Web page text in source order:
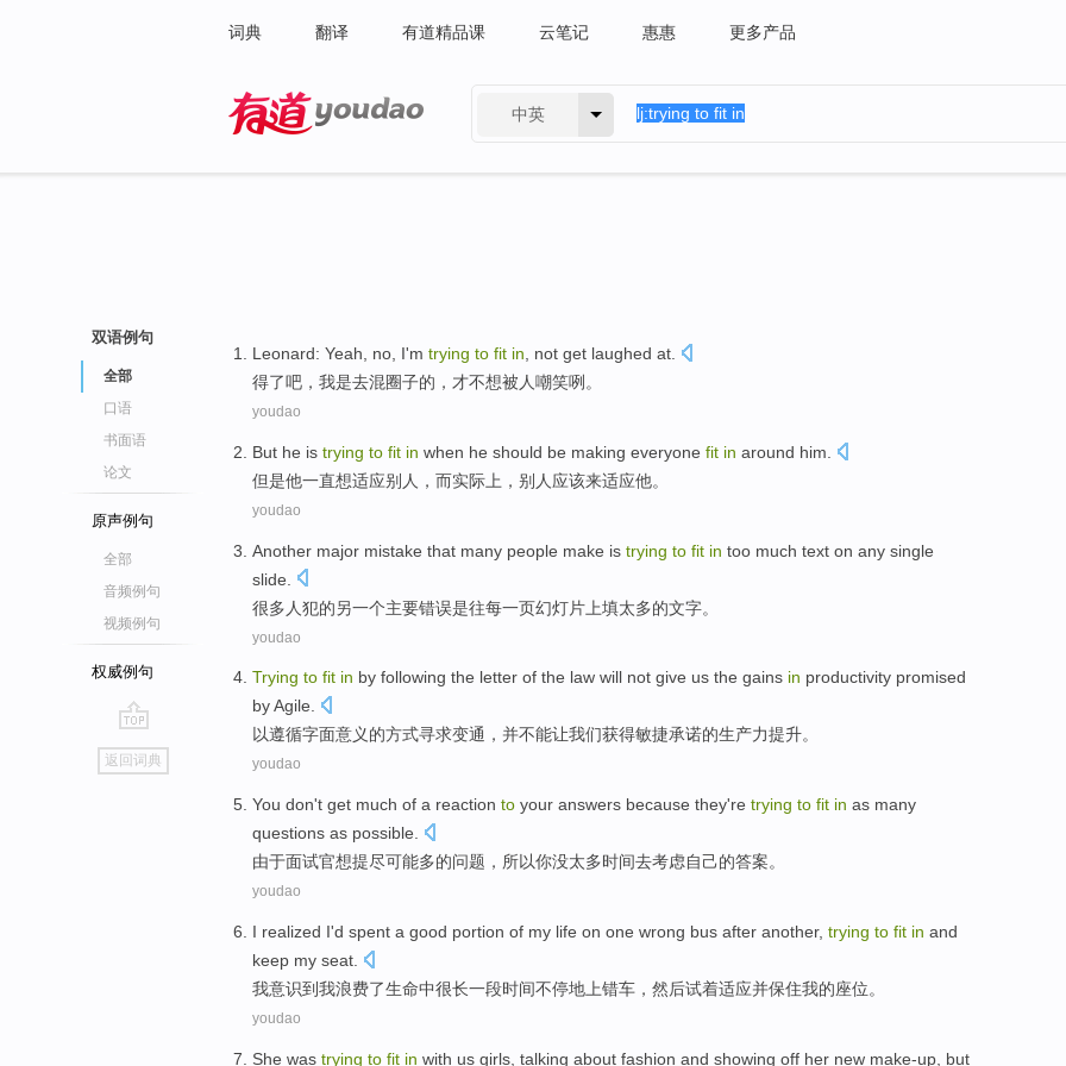
词典 翻译 有道精品课 云笔记 惠惠 更多产品
中英
双语例句
全部
口语
书面语
论文
原声例句
全部
音频例句
视频例句
权威例句
go
top
返回词典
Leonard: Yeah , no, I'm trying to fit in not get laughed at.
得了吧 ， 我是去混圈子的，才不想被 人嘲笑咧。
youdao
But he is trying to fit in when he should be making everyone fit in around him
但是他一直想适应别人 ，而实际上，别人 应该来适应他。
youdao
Another major mistake that many people make is trying to fit in too much text on any single
slide
很多 人犯的另一个主要错误是往每一页幻灯片 上填太多的文字。
youdao
Trying to fit in by following the letter of the law will not give us the gains in productivity promised
byAgile.
以遵循字面意义的方式寻求变通，并不能让我们获得敏捷承诺的生产力提升。
youdao
You don't get much of a reaction to your answers because they're trying to fit in as many
questions as possible
由于面试官想提尽可能多的问题 ，所以你没太多时间去考虑自己的答案。
youdao
I realized I'd spent a good portion of my life on one wrong bus after another, trying to fit in and
keep my seat
我意识到我浪费了生命中很长一段时间不停地上错车 ，然后试着适应并保住我的座位。
youdao
She was trying to fit in with us girls talking about fashion and showing off her new make-up but